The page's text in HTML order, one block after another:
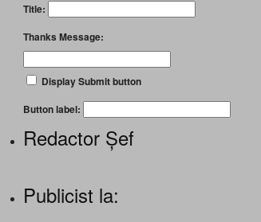
Title:
Thanks Message:
Display Submit button
Button label:
Redactor Șef
Publicist la: